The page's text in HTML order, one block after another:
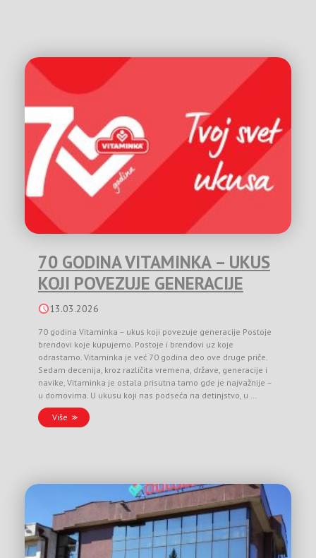
70 GODINA VITAMINKA – UKUS
KOJI POVEZUJE GENERACIJE
13.03.2026
70 godina Vitaminka – ukus koji povezuje generacije Postoje
brendovi koje kupujemo. Postoje i brendovi uz koje
odrastamo. Vitaminka je već 70 godina deo ove druge priče.
Sedam decenija, kroz različita vremena, države, generacije i
navike, Vitaminka je ostala prisutna tamo gde je najvažnije –
u domovima. U ukusu koji nas podseća na detinjstvo, u …
Više